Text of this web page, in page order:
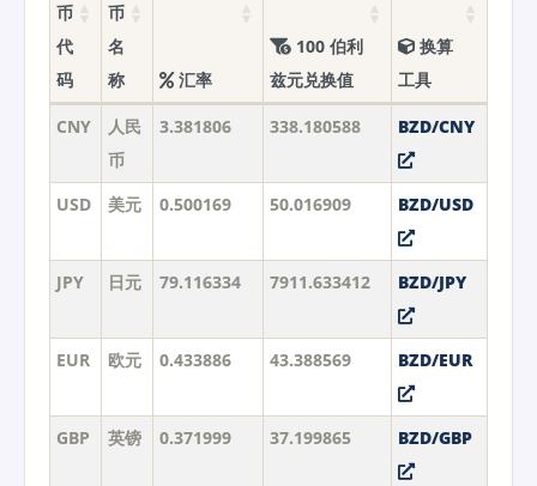
币
代
码
币
名
称
汇率
100 伯利
兹元兑换值
换算
工具
CNY
人民
币
3.381806 338.180588 BZD/CNY
USD 美元 0.500169 50.016909 BZD/USD
JPY 日元 79.116334 7911.633412 BZD/JPY
EUR 欧元 0.433886 43.388569 BZD/EUR
GBP 英镑 0.371999 37.199865 BZD/GBP